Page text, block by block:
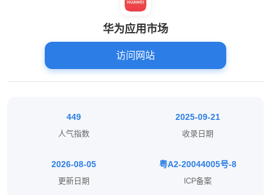
华为应用市场
访问网站
449
人气指数
2025-09-21
收录日期
2026-08-05
更新日期
粤A2-20044005号-8
ICP备案